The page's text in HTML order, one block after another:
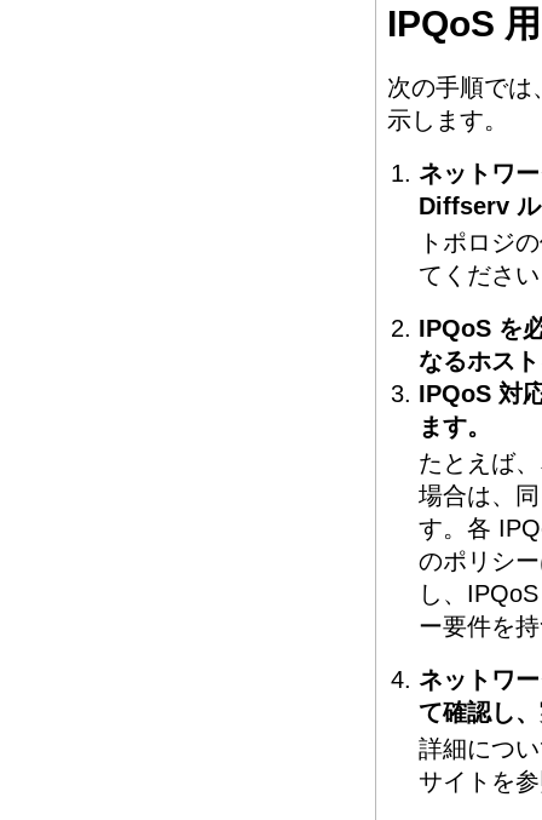
IPQoS
次の手順では
示します。
ネットワ
Diffserv ル
トポロジ
てくださ
IPQoS を
なるホス
IPQoS 対
ます。
たとえば
場合は、
す。各
のポリシ
し、
ー要件を
ネットワ
て確認し
詳細につ
サイトを